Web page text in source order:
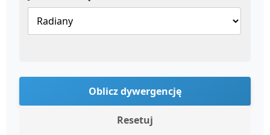
Oblicz dywergencję
Resetuj